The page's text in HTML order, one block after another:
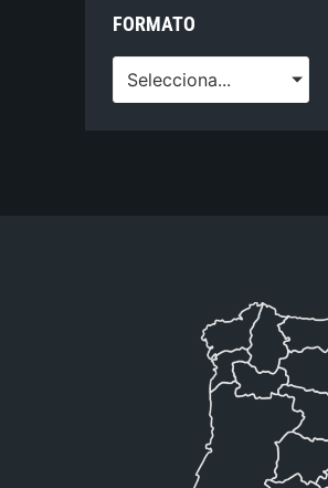
FORMATO
Selecciona...